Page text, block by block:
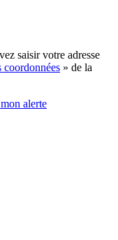
saisir votre adresse
coordonnées » de la
alerte